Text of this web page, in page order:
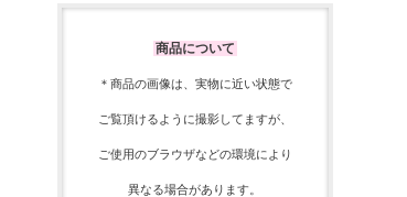
商品について
＊商品の画像は、実物に近い状態で
ご覧頂けるように撮影してますが、
ご使用のブラウザなどの環境により
異なる場合があります。